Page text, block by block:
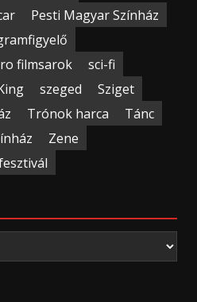
Pesti Magyar Színház
filmsarok
sci-fi
szeged
Sziget
Trónok harca
Tánc
Zene